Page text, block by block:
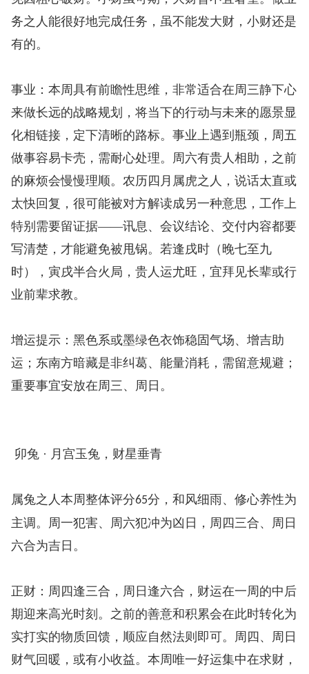
务之人能很好地完成任务，虽不能发大财，小财还是
有的。
事业：本周具有前瞻性思维，非常适合在周三静下心
来做长远的战略规划，将当下的行动与未来的愿景显
化相链接，定下清晰的路标。事业上遇到瓶颈，周五
做事容易卡壳，需耐心处理。周六有贵人相助，之前
的麻烦会慢慢理顺。农历四月属虎之人，说话太直或
太快回复，很可能被对方解读成另一种意思，工作上
特别需要留证据——讯息、会议结论、交付内容都要
写清楚，才能避免被甩锅。若逢戌时（晚七至九
时），寅戌半合火局，贵人运尤旺，宜拜见长辈或行
业前辈求教。
增运提示：黑色系或墨绿色衣饰稳固气场、增吉助
运；东南方暗藏是非纠葛、能量消耗，需留意规避；
重要事宜安放在周三、周日。
卯兔 · 月宫玉兔，财星垂青
属兔之人本周整体评分65分，和风细雨、修心养性为
主调。周一犯害、周六犯冲为凶日，周四三合、周日
六合为吉日。
正财：周四逢三合，周日逢六合，财运在一周的中后
期迎来高光时刻。之前的善意和积累会在此时转化为
实打实的物质回馈，顺应自然法则即可。周四、周日
财气回暖，或有小收益。本周唯一好运集中在求财，